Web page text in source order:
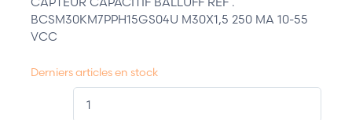
BCSM30KM7PPH15GS04U M30X1,5 250 MA 10-55
VCC
Derniers articles en stock